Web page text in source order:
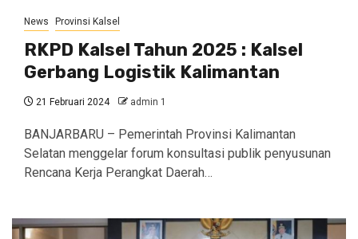
News Provinsi Kalsel
RKPD Kalsel Tahun 2025 : Kalsel
Gerbang Logistik Kalimantan
21 Februari 2024 admin 1
BANJARBARU – Pemerintah Provinsi Kalimantan
Selatan menggelar forum konsultasi publik penyusunan
Rencana Kerja Perangkat Daerah…